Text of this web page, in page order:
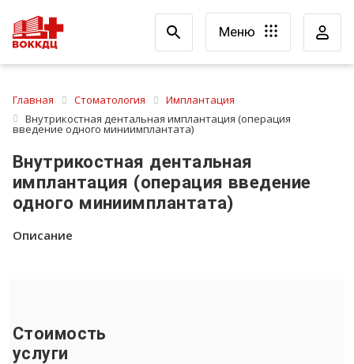
Меню
Главная Стоматология
Имплантация
Внутрикостная дентальная имплантация (операция
введение одного миниимплантата)
Внутрикостная дентальная
имплантация (операция введение
одного миниимплантата)
Описание
Стоимость
услуги